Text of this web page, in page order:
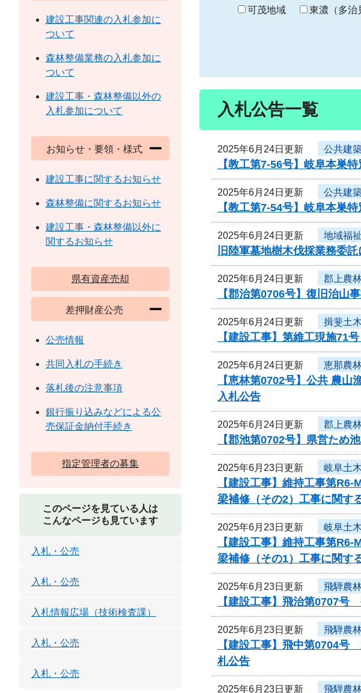
り可茂地域
東濃（多治
入札公告一覧
2025年6月24日更新 公共建
【教工第7-56号】岐阜本巣
2025年6月24日更新 公共建
【教工第7-54号】岐阜本巣
2025年6月24日更新 地域福
旧陸軍墓地樹木伐採業務委
2025年6月24日更新 郡上農
【郡治第0706号】復旧治
2025年6月24日更新 揖斐土
【建設工事】第維工現施71
2025年6月24日更新 恵那農
【恵林第0702号】公共 農
入札公告
2025年6月24日更新 郡上農
【郡池第0702号】県営た
2025年6月23日更新 岐阜土
【建設工事】維持工事第
梁補修（その2）工事に関す
2025年6月23日更新 岐阜土
【建設工事】維持工事第
梁補修（その1）工事に関す
2025年6月23日更新 飛騨農
【建設工事】飛治第0707
2025年6月23日更新 飛騨農
【建設工事】飛中第0704
札公告
2025年6月23日更新 飛騨農
建設工事関連の入札参加に
ついて
森林整備業務の入札参加に
ついて
建設工事・森林整備以外の
入札参加について
お知らせ・要領・様式
建設工事に関するお知らせ
森林整備に関するお知らせ
建設工事・森林整備以外に
関するお知らせ
県有資産売却
差押財産公売
公売情報
共同入札の手続き
落札後の注意事項
銀行振り込みなどによる公
売保証金納付手続き
指定管理者の募集
このページを見ている人は
こんなページも見ています
入札・公売
入札・公売
入札情報広場（技術検査課）
入札・公売
入札・公売